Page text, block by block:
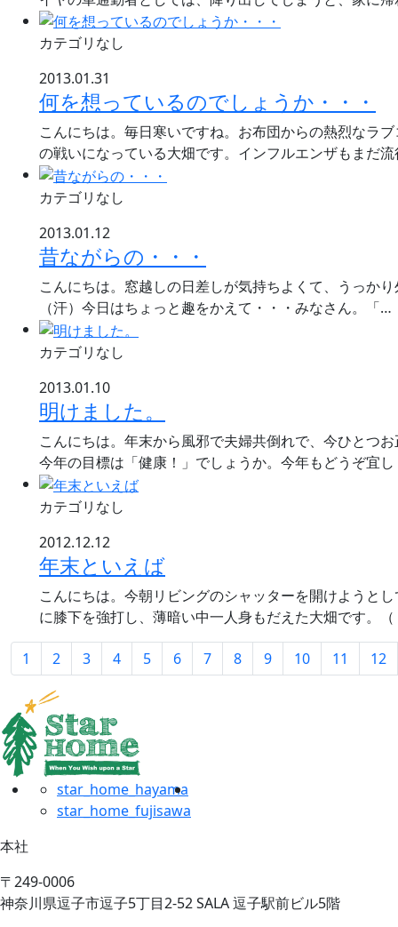
カテゴリなし
2013.01.31
何を想っているのでしょうか・・・
こんにちは。毎日寒いですね。お布団からの熱烈なラ
の戦いになっている大畑です。インフルエンザもまだ
カテゴリなし
2013.01.12
昔ながらの・・・
こんにちは。窓越しの日差しが気持ちよくて、うっか
（汗）今日はちょっと趣をかえて・・・みなさん。「…
カテゴリなし
2013.01.10
明けました。
こんにちは。年末から風邪で夫婦共倒れで、今ひとつ
今年の目標は「健康！」でしょうか。今年もどうぞ宜
カテゴリなし
2012.12.12
年末といえば
こんにちは。今朝リビングのシャッターを開けようと
に膝下を強打し、薄暗い中一人身もだえた大畑です。
1 2 3 4 5 6 7 8 9 10 11 12
star_home_hayama
star_home_fujisawa
本社
〒249-0006
神奈川県逗子市逗子5丁目2-52 SALA 逗子駅前ビル5階